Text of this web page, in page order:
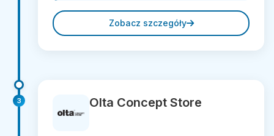
Zobacz szczegóły
3 Olta Concept Store